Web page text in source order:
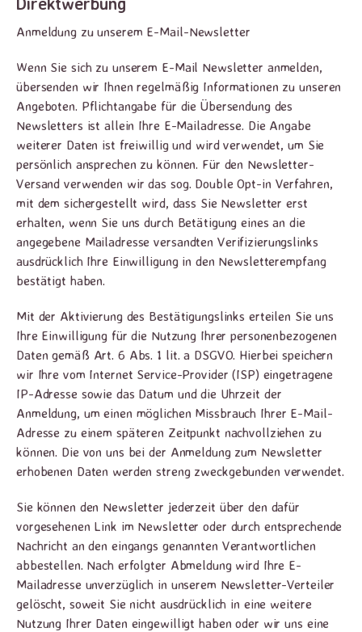
Anmeldung zu unserem E-Mail-Newsletter
Wenn Sie sich zu unserem E-Mail Newsletter anmelden,
übersenden wir Ihnen regelmäßig Informationen zu unseren
Angeboten. Pflichtangabe für die Übersendung des
Newsletters ist allein Ihre E-Mailadresse. Die Angabe
weiterer Daten ist freiwillig und wird verwendet, um Sie
persönlich ansprechen zu können. Für den Newsletter-
Versand verwenden wir das sog. Double Opt-in Verfahren,
mit dem sichergestellt wird, dass Sie Newsletter erst
erhalten, wenn Sie uns durch Betätigung eines an die
angegebene Mailadresse versandten Verifizierungslinks
ausdrücklich Ihre Einwilligung in den Newsletterempfang
bestätigt haben.
Mit der Aktivierung des Bestätigungslinks erteilen Sie uns
Ihre Einwilligung für die Nutzung Ihrer personenbezogenen
Daten gemäß Art. 6 Abs. 1 lit. a DSGVO. Hierbei speichern
wir Ihre vom Internet Service-Provider (ISP) eingetragene
IP-Adresse sowie das Datum und die Uhrzeit der
Anmeldung, um einen möglichen Missbrauch Ihrer E-Mail-
Adresse zu einem späteren Zeitpunkt nachvollziehen zu
können. Die von uns bei der Anmeldung zum Newsletter
erhobenen Daten werden streng zweckgebunden verwendet.
Sie können den Newsletter jederzeit über den dafür
vorgesehenen Link im Newsletter oder durch entsprechende
Nachricht an den eingangs genannten Verantwortlichen
abbestellen. Nach erfolgter Abmeldung wird Ihre E-
Mailadresse unverzüglich in unserem Newsletter-Verteiler
gelöscht, soweit Sie nicht ausdrücklich in eine weitere
Nutzung Ihrer Daten eingewilligt haben oder wir uns eine